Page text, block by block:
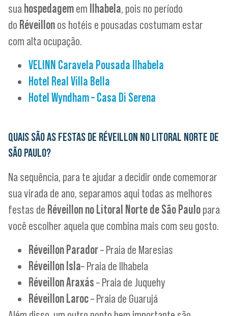
sua hospedagemem Ilhabela, pois no período
do Réveillonos hotéis e pousadas costumam estar
com alta ocupação.
VELINN Caravela Pousada Ilhabela
Hotel Real Villa Bella
Hotel Wyndham – Casa Di Serena
QUAIS SÃO AS FESTAS DE RÉVEILLON NO LITORAL NORTE DE
SÃO PAULO?
Na sequência, para te ajudar a decidir onde comemorar
sua virada de ano, separamos aqui todas as melhores
festas de Réveillon no Litoral Norte de São Paulopara
você escolher aquela que combina mais com seu gosto.
Réveillon Parador– Praia de Maresias
Réveillon Isla– Praia de Ilhabela
Réveillon Araxás– Praia de Juquehy
Réveillon Laroc– Praia de Guarujá